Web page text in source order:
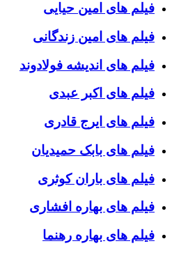
فیلم های امین حیایی
فیلم های امین زندگانی
فیلم های اندیشه فولادوند
فیلم های اکبر عبدی
فیلم های ایرج قادری
فیلم های بابک حمیدیان
فیلم های باران کوثری
فیلم های بهاره افشاری
فیلم های بهاره رهنما